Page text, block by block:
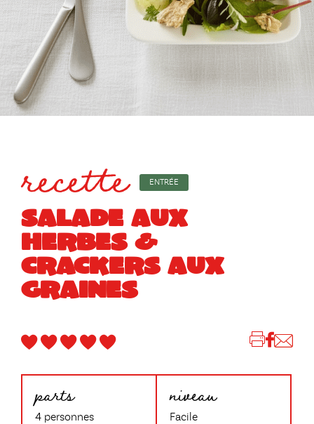
recette ENTRÉE
SALADE AUX
HERBES &
CRACKERS AUX
GRAINES
parts
4 personnes
niveau
Facile